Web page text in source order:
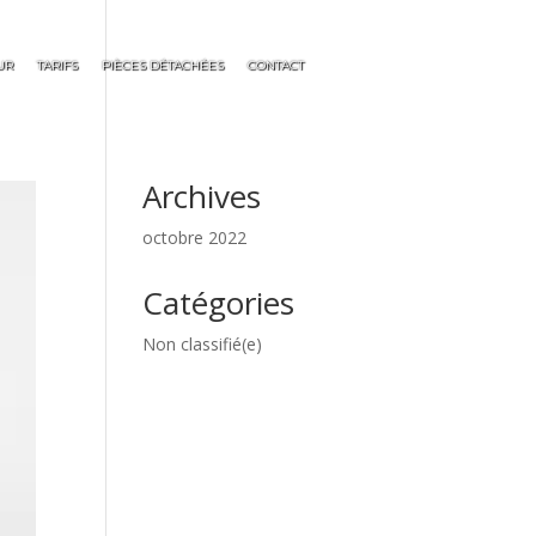
TARIFS PIÈCES DÉTACHÉES CONTACT
Archives
octobre 2022
Catégories
Non classifié(e)